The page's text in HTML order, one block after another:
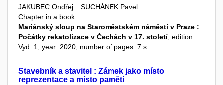
JAKUBEC Ondřej
SUCHÁNEK Pavel
Chapter in a book
Mariánský sloup na Staroměstském náměstí v Praze :
Počátky rekatolizace v Čechách v 17. století, edition:
Vyd. 1, year: 2020, number of pages: 7 s.
Stavebník a stavitel : Zámek jako místo
reprezentace a místo paměti